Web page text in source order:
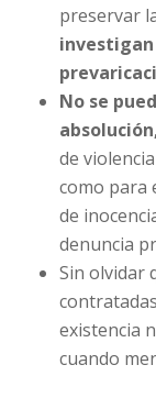
preservar
No se
de
como para
de
denuncia
Sin olvidar
existencia
cuando